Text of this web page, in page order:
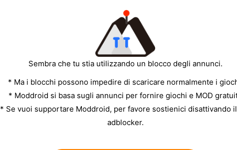
Sembra che tu stia utilizzando un blocco degli annunci.
* Ma i blocchi possono impedire di scaricare normalmente i
* Moddroid si basa sugli annunci per fornire giochi e MOD
* Se vuoi supportare Moddroid, per favore sostienici disattivando
adblocker.